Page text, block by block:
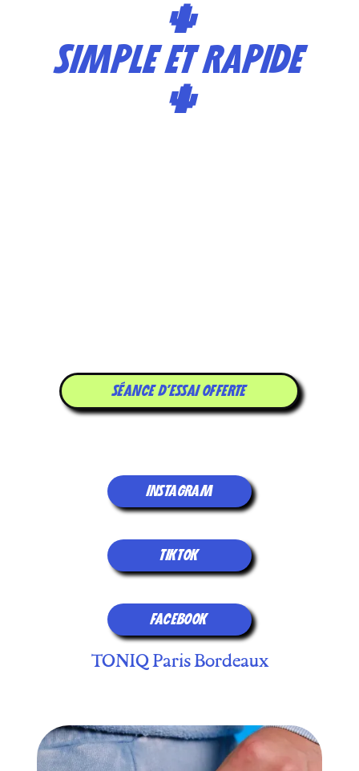
🌵
SIMPLE ET RAPIDE
🌵
SÉANCE D'ESSAI OFFERTE
INSTAGRAM
TIKTOK
FACEBOOK
TONIQ Paris Bordeaux